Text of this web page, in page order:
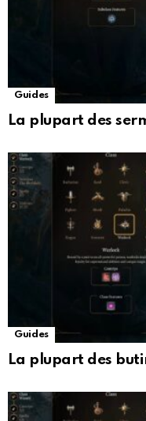
Guides
La plupart des
Guides
La plupart des